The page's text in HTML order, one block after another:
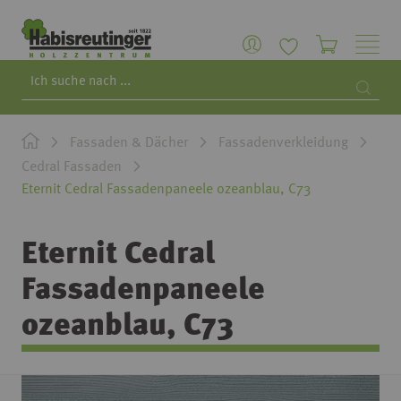
Fassaden & Dächer
Fassadenverkleidung
Cedral Fassaden
Eternit Cedral Fassadenpaneele ozeanblau, C73
Eternit Cedral
Fassadenpaneele
ozeanblau, C73
Zum